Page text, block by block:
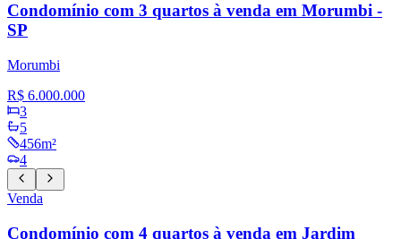
Condomínio com 3 quartos à venda em Morumbi -
SP
Morumbi
R$ 6.000.000
3
5
456m²
4
Venda
Condomínio com 4 quartos à venda em Jardim